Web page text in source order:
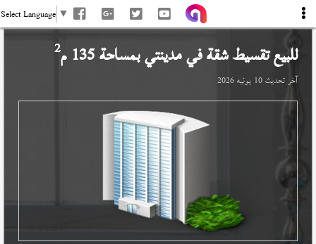
Select Language ▼
للبيع تقسيط شقة فيمدينتيبمساحة 135 م 2
آخر تحديث10 يونيه 2026